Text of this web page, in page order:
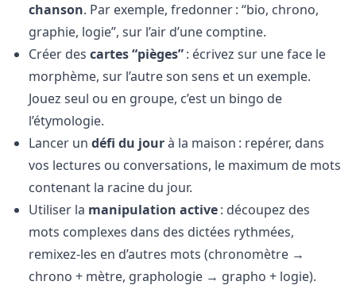
chanson. Par exemple, fredonner : “bio, chrono,
graphie, logie”, sur l’air d’une comptine.
Créer des cartes “pièges”: écrivez sur une face le
morphème, sur l’autre son sens et un exemple.
Jouez seul ou en groupe, c’est un bingo de
l’étymologie.
Lancer un défi du jourà la maison : repérer, dans
vos lectures ou conversations, le maximum de mots
contenant la racine du jour.
Utiliser la manipulation active: découpez des
mots complexes dans des dictées rythmées,
remixez-les en d’autres mots (chronomètre →
chrono + mètre, graphologie → grapho + logie).